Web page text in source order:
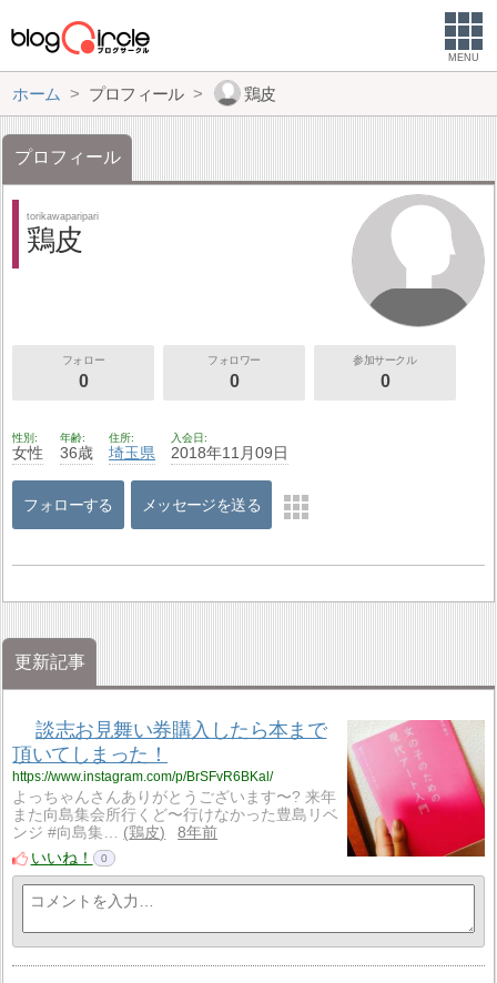
MENU
ホーム プロフィール 鶏皮
プロフィール
torikawaparipari
鶏皮
フォロー
0
フォロワー
0
参加サークル
0
性別
女性
年齢
36歳
住所
埼玉県
入会日
2018年11月09日
フォローする メッセージを送る
更新記事
談志お見舞い券購入したら本まで
頂いてしまった！
https://www.instagram.com/p/BrSFvR6BKal/
よっちゃんさんありがとうございます〜? 来年
また向島集会所行くど〜行けなかった豊島リベ
ンジ #向島集…
鶏皮
8年前
いいね！
0